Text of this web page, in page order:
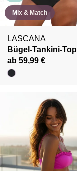
Mix & Match
LASCANA
Bügel-Tankini-Top
ab 59,99 €